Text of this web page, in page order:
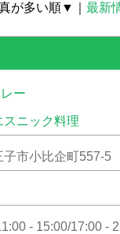
真が多い順▼ 最新
ー
スニック料理
子市小比企町557-5
- 15:00/17:00 -